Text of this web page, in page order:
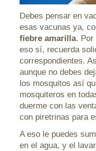
Debes pensar en
esas vacunas ya,
fiebre amarilla. Por
eso sí, recuerda
correspondientes.
aunque no debes
los mosquitos así
mosquiteros en
duerme con las
con piretrinas para
A eso le puedes
en el agua, y el